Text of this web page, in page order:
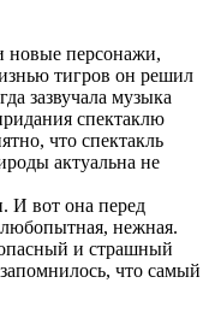
новые персонажи,
тигров он решил
зазвучала музыка
спектаклю
что спектакль
актуальна не
И вот она перед
нежная.
опасный и страшный
что самый